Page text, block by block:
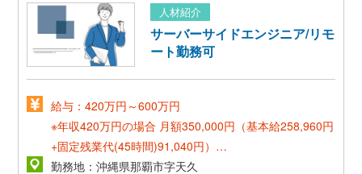
人材紹介
サーバーサイドエンジニア/リモ
ート勤務可
給与：420万円～600万円
※年収420万円の場合 月額350,000円（基本給258,960円
+固定残業代(45時間)91,040円）
勤務地：沖縄県那覇市字天久